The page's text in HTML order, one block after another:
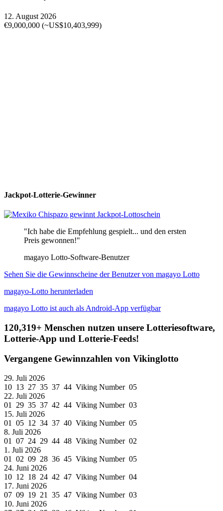
12. August 2026
€9,000,000 (~US$10,403,999)
Jackpot-Lotterie-Gewinner
"Ich habe die Empfehlung gespielt... und den ersten
Preis gewonnen!"
magayo Lotto-Software-Benutzer
Sehen Sie die Gewinnscheine der Benutzer von magayo Lotto
magayo-Lotto herunterladen
magayo Lotto ist auch als Android-App verfügbar
120,319+ Menschen nutzen unsere Lotteriesoftware,
Lotterie-App und Lotterie-Feeds!
Vergangene Gewinnzahlen von Vikinglotto
29. Juli 2026
10 13 27 35 37 44 Viking Number 05
22. Juli 2026
01 29 35 37 42 44 Viking Number 03
15. Juli 2026
01 05 12 34 37 40 Viking Number 05
8. Juli 2026
01 07 24 29 44 48 Viking Number 02
1. Juli 2026
01 02 09 28 36 45 Viking Number 05
24. Juni 2026
10 12 18 24 42 47 Viking Number 04
17. Juni 2026
07 09 19 21 35 47 Viking Number 03
10. Juni 2026